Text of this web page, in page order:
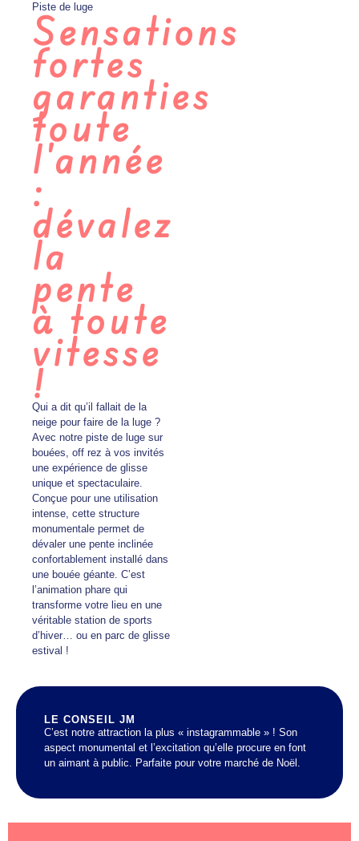
Piste de luge
Sensations
fortes
garanties
toute
l'année
:
dévalez
la
pente
à toute
vitesse
!
Qui a dit qu’il fallait de la
neige pour faire de la luge ?
Avec notre piste de luge sur
bouées, off rez à vos invités
une expérience de glisse
unique et spectaculaire.
Conçue pour une utilisation
intense, cette structure
monumentale permet de
dévaler une pente inclinée
confortablement installé dans
une bouée géante. C’est
l’animation phare qui
transforme votre lieu en une
véritable station de sports
d’hiver… ou en parc de glisse
estival !
LE CONSEIL JM
C’est notre attraction la plus « instagrammable » ! Son
aspect monumental et l’excitation qu’elle procure en font
un aimant à public. Parfaite pour votre marché de Noël.